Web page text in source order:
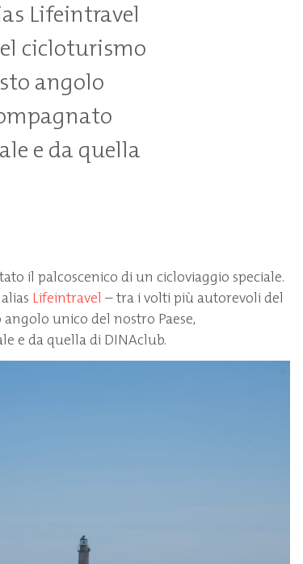
Lifeintravel
cicloturismo
angolo
e da quella
il palcoscenico di un cicloviaggio speciale.
Lifeintravel – tra i volti più autorevoli del
unico del nostro Paese,
e da quella di DINAclub.